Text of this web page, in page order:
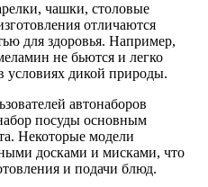
чашки, столовые
отличаются
для здоровья. Например,
не бьются и легко
условиях дикой природы.
автонаборов
посуды основным
Некоторые модели
досками и мисками, что
и подачи блюд.